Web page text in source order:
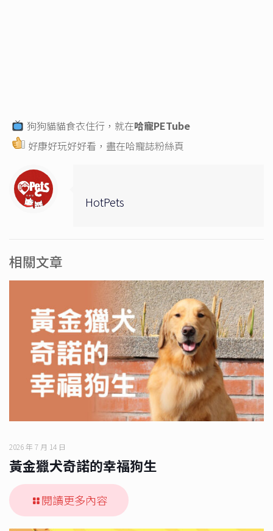
狗狗貓貓食衣住行，就在哈寵PETube
好康好玩好好看，盡在哈寵誌粉絲頁
HotPets
相關文章
2026 年 7 月 14 日
黃金獵犬奇諾的幸福狗生
閱讀更多內容